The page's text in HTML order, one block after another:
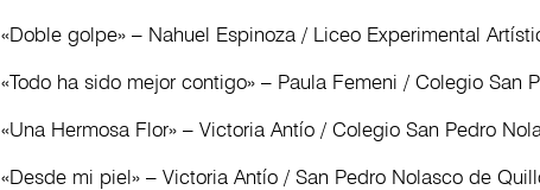
«Doble golpe» – Nahuel Espinoza / Liceo Experimental
«Todo ha sido mejor contigo» – Paula Femeni / Colegio San
«Una Hermosa Flor» – Victoria Antío / Colegio San Pedro
«Desde mi piel» – Victoria Antío / San Pedro Nolasco de